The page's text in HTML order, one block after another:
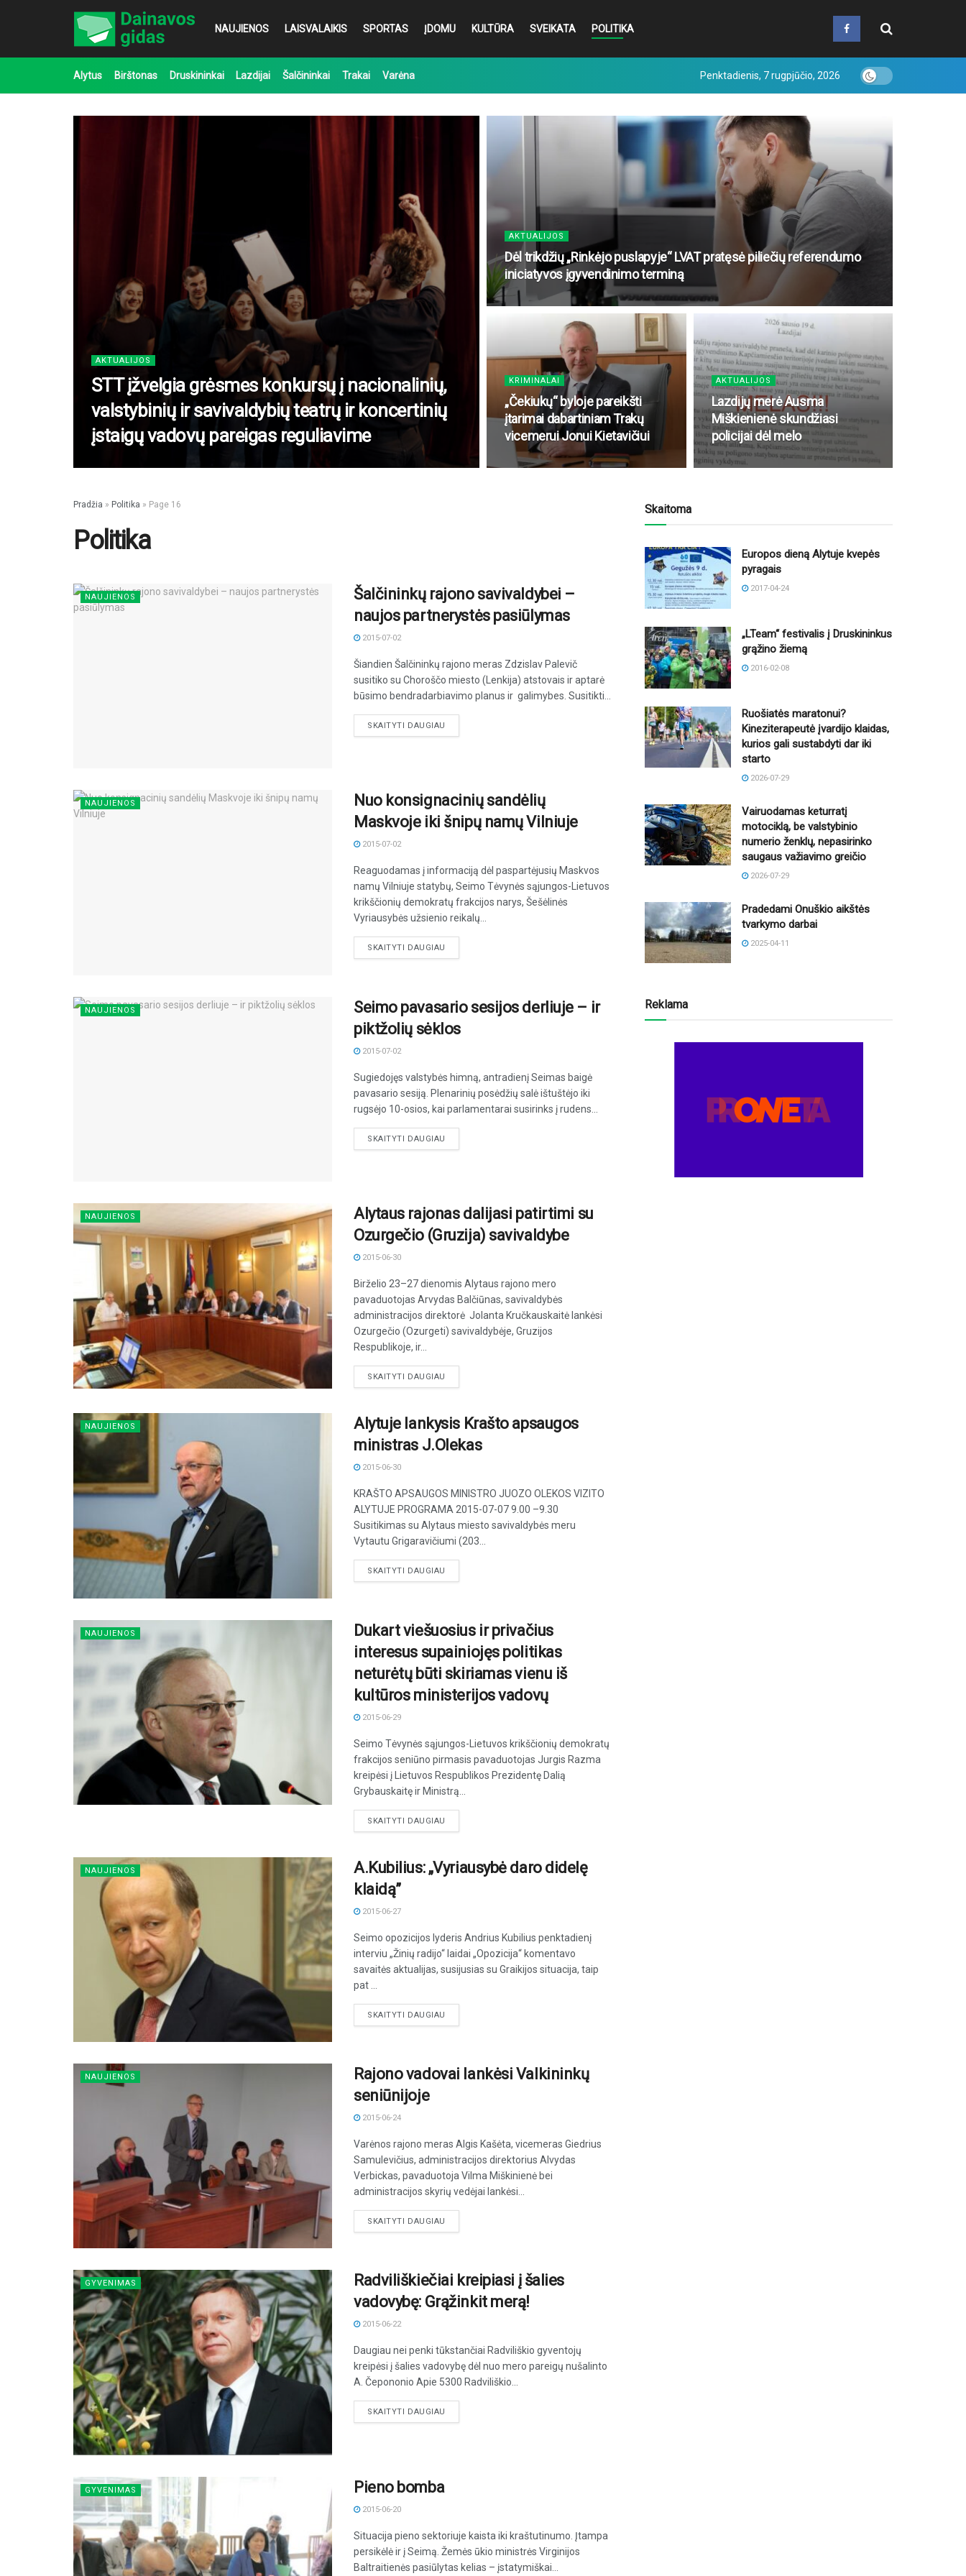
NAUJIENOS LAISVALAIKIS SPORTAS ĮDOMU KULTŪRA SVEIKATA POLITIKA
Alytus Birštonas Druskininkai Lazdijai Šalčininkai Trakai Varėna Penktadienis, 7 rugpjūčio, 2026
AKTUALIJOS
STT įžvelgia grėsmes konkursų į nacionalinių,
valstybinių ir savivaldybių teatrų ir koncertinių
įstaigų vadovų pareigas reguliavime
AKTUALIJOS
Dėl trikdžių „Rinkėjo puslapyje“ LVAT pratęsė piliečių referendumo
iniciatyvos įgyvendinimo terminą
KRIMINALAI
„Čekiukų“ byloje pareikšti
įtarimai dabartiniam Trakų
vicemerui Jonui Kietavičiui
AKTUALIJOS
Lazdijų merė Ausma
Miškienienė skundžiasi
policijai dėl melo
Pradžia » Politika » Page 16
Politika
NAUJIENOS
Šalčininkų rajono savivaldybei –
naujos partnerystės pasiūlymas
2015-07-02
Šiandien Šalčininkų rajono meras Zdzislav Palevič
susitiko su Choroščo miesto (Lenkija) atstovais ir aptarė
būsimo bendradarbiavimo planus ir galimybes. Susitikti...
SKAITYTI DAUGIAU
NAUJIENOS
Nuo konsignacinių sandėlių
Maskvoje iki šnipų namų Vilniuje
2015-07-02
Reaguodamas į informaciją dėl paspartėjusių Maskvos
namų Vilniuje statybų, Seimo Tėvynės sąjungos-Lietuvos
krikščionių demokratų frakcijos narys, Šešėlinės
Vyriausybės užsienio reikalų...
SKAITYTI DAUGIAU
NAUJIENOS
Seimo pavasario sesijos derliuje – ir
piktžolių sėklos
2015-07-02
Sugiedojęs valstybės himną, antradienį Seimas baigė
pavasario sesiją. Plenarinių posėdžių salė ištuštėjo iki
rugsėjo 10-osios, kai parlamentarai susirinks į rudens...
SKAITYTI DAUGIAU
NAUJIENOS
Alytaus rajonas dalijasi patirtimi su
Ozurgečio (Gruzija) savivaldybe
2015-06-30
Birželio 23–27 dienomis Alytaus rajono mero
pavaduotojas Arvydas Balčiūnas, savivaldybės
administracijos direktorė Jolanta Kručkauskaitė lankėsi
Ozurgečio (Ozurgeti) savivaldybėje, Gruzijos
Respublikoje, ir...
SKAITYTI DAUGIAU
NAUJIENOS
Alytuje lankysis Krašto apsaugos
ministras J.Olekas
2015-06-30
KRAŠTO APSAUGOS MINISTRO JUOZO OLEKOS VIZITO
ALYTUJE PROGRAMA 2015-07-07 9.00 –9.30
Susitikimas su Alytaus miesto savivaldybės meru
Vytautu Grigaravičiumi (203...
SKAITYTI DAUGIAU
NAUJIENOS
Dukart viešuosius ir privačius
interesus supainiojęs politikas
neturėtų būti skiriamas vienu iš
kultūros ministerijos vadovų
2015-06-29
Seimo Tėvynės sąjungos-Lietuvos krikščionių demokratų
frakcijos seniūno pirmasis pavaduotojas Jurgis Razma
kreipėsi į Lietuvos Respublikos Prezidentę Dalią
Grybauskaitę ir Ministrą...
SKAITYTI DAUGIAU
NAUJIENOS
A.Kubilius: „Vyriausybė daro didelę
klaidą”
2015-06-27
Seimo opozicijos lyderis Andrius Kubilius penktadienį
interviu „Žinių radijo“ laidai „Opozicija“ komentavo
savaitės aktualijas, susijusias su Graikijos situacija, taip
pat ...
SKAITYTI DAUGIAU
NAUJIENOS
Rajono vadovai lankėsi Valkininkų
seniūnijoje
2015-06-24
Varėnos rajono meras Algis Kašėta, vicemeras Giedrius
Samulevičius, administracijos direktorius Alvydas
Verbickas, pavaduotoja Vilma Miškinienė bei
administracijos skyrių vedėjai lankėsi...
SKAITYTI DAUGIAU
GYVENIMAS
Radviliškiečiai kreipiasi į šalies
vadovybę: Grąžinkit merą!
2015-06-22
Daugiau nei penki tūkstančiai Radviliškio gyventojų
kreipėsi į šalies vadovybę dėl nuo mero pareigų nušalinto
A. Čepononio Apie 5300 Radviliškio...
SKAITYTI DAUGIAU
GYVENIMAS Pieno bomba
2015-06-20
Situacija pieno sektoriuje kaista iki kraštutinumo. Įtampa
persikėlė ir į Seimą. Žemės ūkio ministrės Virginijos
Baltraitienės pasiūlytas kelias – įstatymiškai...
Skaitoma
Europos dieną Alytuje kvepės
pyragais
2017-04-24
„LTeam“ festivalis į Druskininkus
grąžino žiemą
2016-02-08
Ruošiatės maratonui?
Kineziterapeutė įvardijo klaidas,
kurios gali sustabdyti dar iki
starto
2026-07-29
Vairuodamas keturratį
motociklą, be valstybinio
numerio ženklų, nepasirinko
saugaus važiavimo greičio
2026-07-29
Pradedami Onuškio aikštės
tvarkymo darbai
2025-04-11
Reklama